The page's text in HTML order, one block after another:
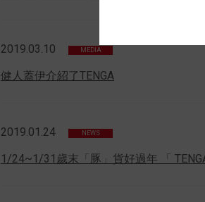
2019.03.10 MEDIA
健人蓋伊介紹了TENGA
2019.01.24 NEWS
1/24~1/31歲末「豚」貨好過年 「